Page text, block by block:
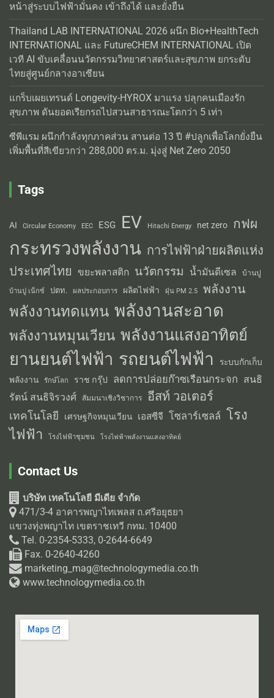
หน้าสู่ระบบไฟฟ้ามั่นคง เข้าถึงได้ และยั่งยืน
Thailand LAB INTERNATIONAL 2026 ผนึก Bio+HealthTech
INTERNATIONAL และ FutureCHEM INTERNATIONAL เปิด
เวที AI ขับเคลื่อนนวัตกรรมวิทยาศาสตร์และสุขภาพ ยกระดับ
ไทยสู่ศูนย์กลางอาเซียน
แกร็บเผยเทรนด์ Longevity-HYROX มาแรง ปลุกคนเมืองรัก
สุขภาพ ดันยอดเรียกรถไปสวนสาธารณะโตกว่า 5 เท่า
ซีพีแรม ผนึกกำลังทุกภาคส่วน สานต่อ 13 ปี #ปลูกเพื่อโลกยั่งยืน
เพิ่มพื้นที่สีเขียวกว่า 288,000 ตร.ม. มุ่งสู่ Net Zero 2050
Tags
AI Circular Economy EEC ESG EV Hitachi Energy net zero กฟผ
กระทรวงพลังงาน การไฟฟ้าฝ่ายผลิตแห่ง
ประเทศไทย
ขยะพลาสติก นวัตกรรม น้ำมันดีเซล บ้านปู
บ้านปู เน็กซ์ ปตท. ผลประกอบการ ผลิตไฟฟ้า ฝุ่น PM 2.5 พลังงาน
พลังงานทดแทน พลังงานสะอาด
พลังงานหมุนเวียน พลังงานแสงอาทิตย์
ยานยนต์ไฟฟ้า รถยนต์ไฟฟ้า
ระบบกักเก็บ
พลังงาน
รักษ์โลก ราช กรุ๊ป ลดการปล่อยก๊าซเรือนกระจก สนธิ
รัตน์ สนธิจิรวงศ์
สัมมนาเชิงวิชาการ อีสท์ วอเตอร์
เทคโนโลยี เศรษฐกิจหมุนเวียน เอสซีจี โซลาร์เซลล์ โรง
ไฟฟ้า
โรงไฟฟ้าชุมชน โรงไฟฟ้าพลังงานแสงอาทิตย์
Contact Us
บริษัท เทคโนโลยี มีเดีย จำกัด
471/3-4 อาคารพญาไทเพลส ถ.ศรีอยุธยา
แขวงทุ่งพญาไท เขตราชเทวี กทม. 10400
Tel. 0-2354-5333, 0-2644-6649
Fax. 0-2640-4260
marketing_mag@technologymedia.co.th
www.technologymedia.co.th